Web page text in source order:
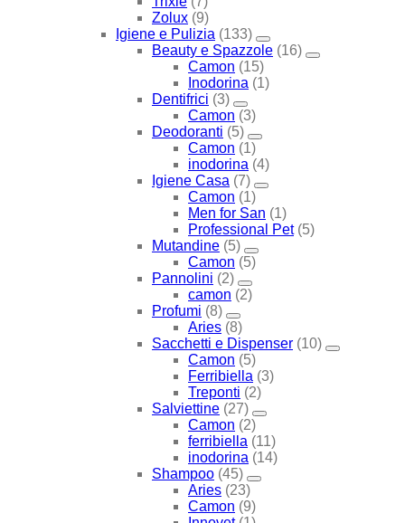
Zolux (9)
Igiene e Pulizia (133)
Beauty e Spazzole (16)
Camon (15)
Inodorina (1)
Dentifrici (3)
Camon (3)
Deodoranti (5)
Camon (1)
inodorina (4)
Igiene Casa (7)
Camon (1)
Men for San (1)
Professional Pet (5)
Mutandine (5)
Camon (5)
Pannolini (2)
camon (2)
Profumi (8)
Aries (8)
Sacchetti e Dispenser (10)
Camon (5)
Ferribiella (3)
Treponti (2)
Salviettine (27)
Camon (2)
ferribiella (11)
inodorina (14)
Shampoo (45)
Aries (23)
Camon (9)